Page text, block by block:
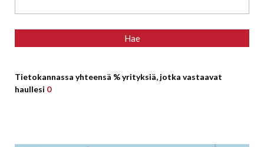
Tietokannassa yhteensä % yrityksiä, jotka vastaavat
haullesi 0